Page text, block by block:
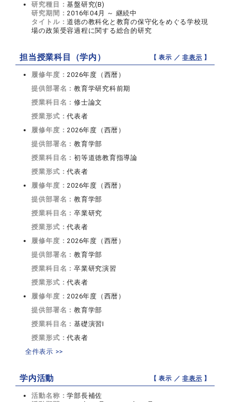
研究種目：基盤研究(B)
研究期間：2016年04月 ～ 継続中
タイトル：道徳の教科化と教育の保守化をめぐる学校現
場の政策受容過程に関する総合的研究
担当授業科目（学内） 【 表示 ／非表示 】
履修年度：2026年度（西暦）
提供部署名：教育学研究科前期
授業科目名：修士論文
授業形式：代表者
履修年度：2026年度（西暦）
提供部署名：教育学部
授業科目名：初等道徳教育指導論
授業形式：代表者
履修年度：2026年度（西暦）
提供部署名：教育学部
授業科目名：卒業研究
授業形式：代表者
履修年度：2026年度（西暦）
提供部署名：教育学部
授業科目名：卒業研究演習
授業形式：代表者
履修年度：2026年度（西暦）
提供部署名：教育学部
授業科目名：基礎演習I
授業形式：代表者
全件表示 >>
学内活動 【 表示 ／非表示 】
活動名称：学部長補佐